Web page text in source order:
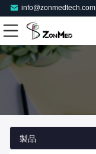
info@zonmedtech.com
製品